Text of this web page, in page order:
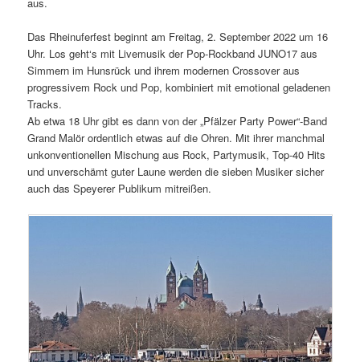
aus.
Das Rheinuferfest beginnt am Freitag, 2. September 2022 um 16
Uhr. Los geht‘s mit Livemusik der Pop-Rockband JUNO17 aus
Simmern im Hunsrück und ihrem modernen Crossover aus
progressivem Rock und Pop, kombiniert mit emotional geladenen
Tracks.
Ab etwa 18 Uhr gibt es dann von der „Pfälzer Party Power“-Band
Grand Malör ordentlich etwas auf die Ohren. Mit ihrer manchmal
unkonventionellen Mischung aus Rock, Partymusik, Top-40 Hits
und unverschämt guter Laune werden die sieben Musiker sicher
auch das Speyerer Publikum mitreißen.